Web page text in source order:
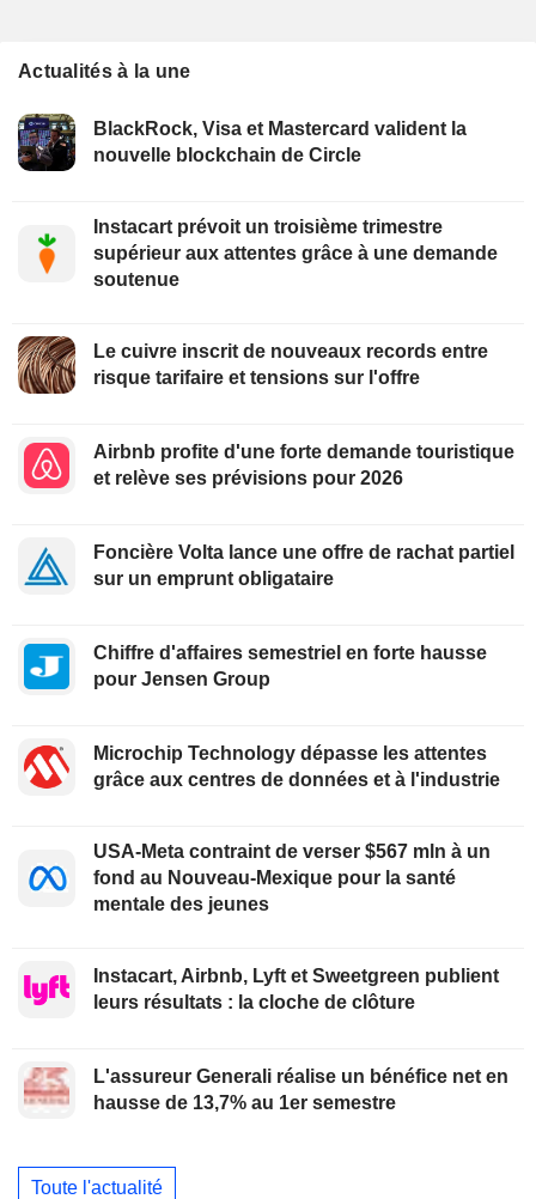
Actualités à la une
BlackRock, Visa et Mastercard valident la
nouvelle blockchain de Circle
Instacart prévoit un troisième trimestre
supérieur aux attentes grâce à une demande
soutenue
Le cuivre inscrit de nouveaux records entre
risque tarifaire et tensions sur l'offre
Airbnb profite d'une forte demande touristique
et relève ses prévisions pour 2026
Foncière Volta lance une offre de rachat partiel
sur un emprunt obligataire
Chiffre d'affaires semestriel en forte hausse
pour Jensen Group
Microchip Technology dépasse les attentes
grâce aux centres de données et à l'industrie
USA-Meta contraint de verser $567 mln à un
fond au Nouveau-Mexique pour la santé
mentale des jeunes
Instacart, Airbnb, Lyft et Sweetgreen publient
leurs résultats : la cloche de clôture
L'assureur Generali réalise un bénéfice net en
hausse de 13,7% au 1er semestre
Toute l'actualité